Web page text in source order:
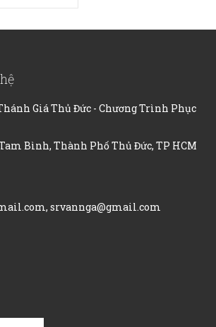
Giá Thủ Đức - Chương Trình Phục
Tam Bình, Thành Phố Thủ Đức, TP HCM
srvannga@gmail.com